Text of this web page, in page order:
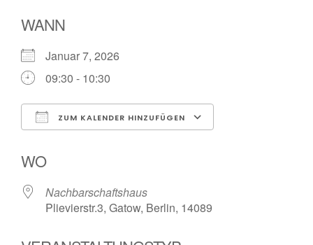
WANN
Januar 7, 2026
09:30 - 10:30
ZUM KALENDER HINZUFÜGEN
WO
Nachbarschaftshaus
Plievierstr.3, Gatow, Berlin, 14089